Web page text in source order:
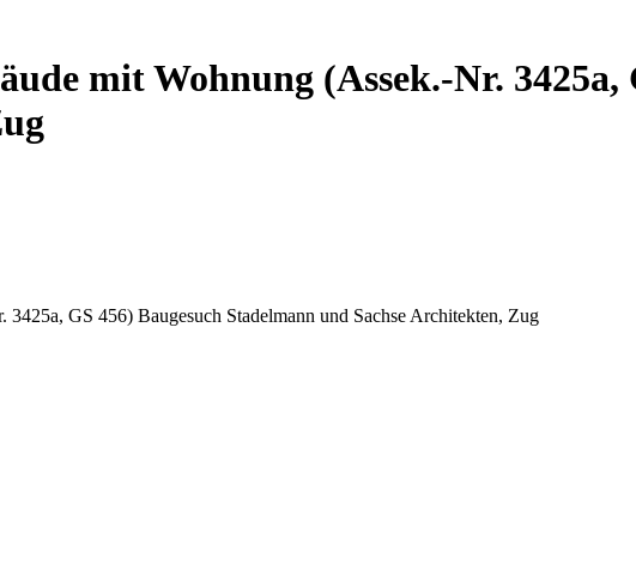
mit Wohnung (Assek.-Nr.
GS 456) Baugesuch Stadelmann und Sachse Architekten, Zug